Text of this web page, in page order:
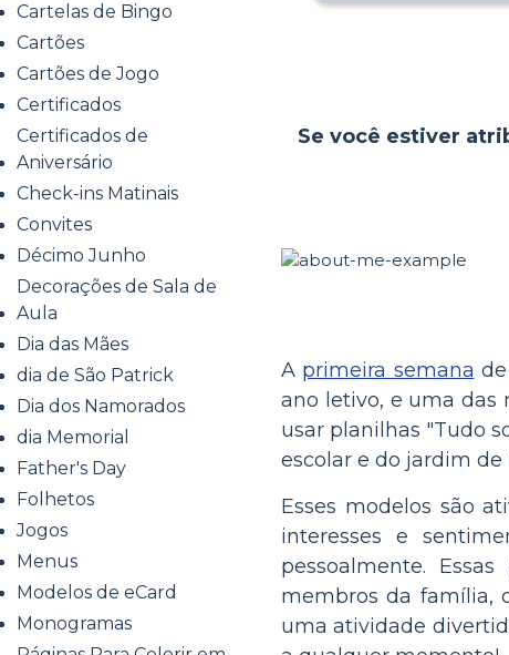
Cartelas de Bingo
Cartões
Cartões de Jogo
Certificados
Certificados de
Aniversário
Check-ins Matinais
Convites
Décimo Junho
Decorações de Sala de
Aula
Dia das Mães
dia de São Patrick
Dia dos Namorados
dia Memorial
Father's Day
Folhetos
Jogos
Menus
Modelos de eCard
Monogramas
Se você estiver
A primeira semana
ano letivo, e uma das
usar planilhas "Tudo
escolar e do jardim de
Esses modelos são
interesses e
pessoalmente.
membros da família,
uma atividade